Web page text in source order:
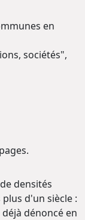
en
sociétés",
densités
d'un siècle :
dénoncé en